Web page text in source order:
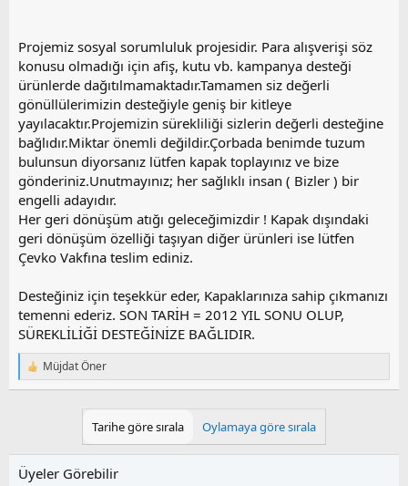
Projemiz sosyal sorumluluk projesidir. Para alışverişi söz
konusu olmadığı için afiş, kutu vb. kampanya desteği
ürünlerde dağıtılmamaktadır.Tamamen siz değerli
gönüllülerimizin desteğiyle geniş bir kitleye
yayılacaktır.Projemizin sürekliliği sizlerin değerli desteğine
bağlıdır.Miktar önemli değildir.Çorbada benimde tuzum
bulunsun diyorsanız lütfen kapak toplayınız ve bize
gönderiniz.Unutmayınız; her sağlıklı insan ( Bizler ) bir
engelli adayıdır.
Her geri dönüşüm atığı geleceğimizdir ! Kapak dışındaki
geri dönüşüm özelliği taşıyan diğer ürünleri ise lütfen
Çevko Vakfına teslim ediniz.
Desteğiniz için teşekkür eder, Kapaklarınıza sahip çıkmanızı
temenni ederiz. SON TARİH = 2012 YIL SONU OLUP,
SÜREKLİLİĞİ DESTEĞİNİZE BAĞLIDIR.
T
e
e
r
Müjdat Öner
Tarihe göre sırala Oylamaya göre sırala
Üyeler Görebilir